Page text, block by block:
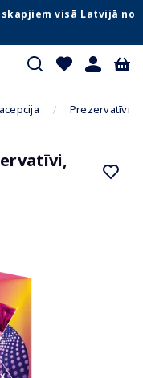
skapjiem visā Latvijā no
Prezervatīvi